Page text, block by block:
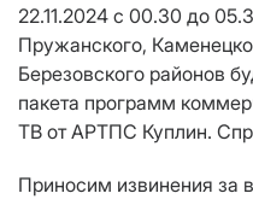
22.11.2024 с 00.30 до
Пружанского,
Березовского районов
пакета программ
ТВ от АРТПС Куплин.
Приносим извинения за